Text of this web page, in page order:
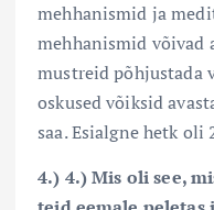
mehhanismid ja
mehhanismid võivad
mustreid
oskused võiksid
saa. Esialgne hetk oli
4.) 4.) Mis oli see,